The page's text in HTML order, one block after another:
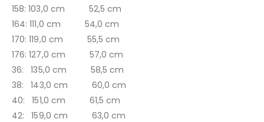
158: 103,0 cm 52,5 cm
164: 111,0 cm 54,0 cm
170: 119,0 cm 55,5 cm
176: 127,0 cm 57,0 cm
36: 135,0 cm 58,5 cm
38: 143,0 cm 60,0 cm
40: 151,0 cm 61,5 cm
42: 159,0 cm 63,0 cm